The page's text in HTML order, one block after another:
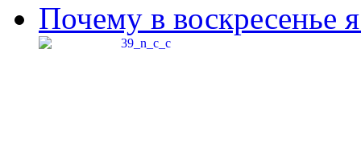
Почему в воскресенье